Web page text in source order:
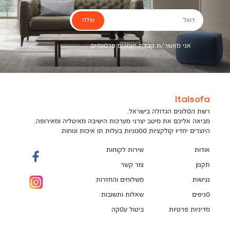
דואל
אני מאשר/ת קבלת חומרים פרסומיים
שלח
Italsofa
רשת הסלונים הגדולה בישראל,
מביאה אליכם את מיטב יצרני מערכות הישיבה מאיטליה ומאירופה,
היוצרים יחדיו קולקציות ססגוניות בעלות תו איכות ונוחות.
אודות
תקנון
נגישות
סניפים
מדיניות פרטיות
שירות לקוחות
צור קשר
משלוחים והחזרות
שאלות ותשובות
ביטול עסקה